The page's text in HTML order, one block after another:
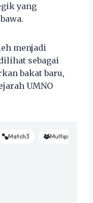
yang
menjadi
sebagai
bakat baru,
UMNO